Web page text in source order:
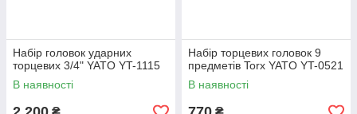
Набір головок ударних
торцевих 3/4" YATO YT-1115
В наявності
Набір торцевих головок 9
предметів Torx YATO YT-0521
В наявності